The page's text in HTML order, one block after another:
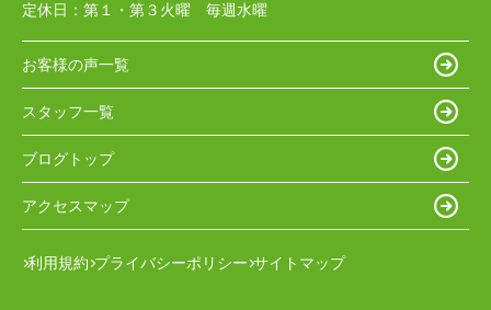
定休日： 第１・第３火曜 毎週水曜
お客様の声一覧
スタッフ一覧
ブログトップ
アクセスマップ
利用規約 プライバシーポリシー サイトマップ